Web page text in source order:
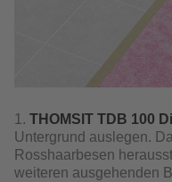
1. THOMSIT TDB 100
Untergrund auslegen.
Rosshaarbesen
weiteren ausgehenden